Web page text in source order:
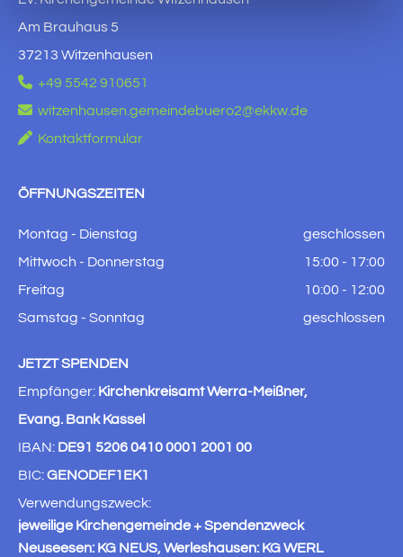
Am Brauhaus 5
37213 Witzenhausen
 +49 5542 910651
 witzenhausen.gemeindebuero2@ekkw.de
 Kontaktformular
ÖFFNUNGSZEITEN
Montag - Dienstag
geschlossen
Mittwoch - Donnerstag
15:00 - 17:00
Freitag
10:00 - 12:00
Samstag - Sonntag
geschlossen
JETZT SPENDEN
Empfänger: Kirchenkreisamt Werra-Meißner,
Evang. Bank Kassel
IBAN: DE91 5206 0410 0001 2001 00
BIC:GENODEF1EK1
Verwendungszweck:
jeweilige Kirchengemeinde + Spendenzweck
Neuseesen: KG NEUS, Werleshausen: KG WERL